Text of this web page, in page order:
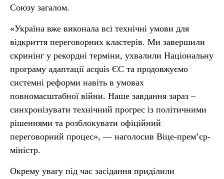
Союзу загалом.
«Україна вже виконала всі технічні умови для
відкриття переговорних кластерів. Ми завершили
скринінг у рекордні терміни, ухвалили Національну
програму адаптації acquis ЄС та продовжуємо
системні реформи навіть в умовах
повномасштабної війни. Наше завдання зараз –
синхронізувати технічний прогрес із політичними
рішеннями та розблокувати офіційний
переговорний процес», — наголосив Віце-прем’єр-
міністр.
Окрему увагу під час засідання приділили